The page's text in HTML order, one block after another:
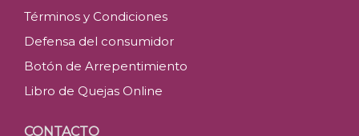
Términos y Condiciones
Defensa del consumidor
Botón de Arrepentimiento
Libro de Quejas Online
CONTACTO